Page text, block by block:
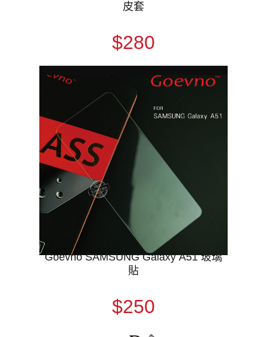
皮套
$280
Goevno SAMSUNG Galaxy A51 玻璃
貼
$250